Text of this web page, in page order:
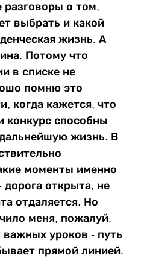
разговоры о том,
выбрать и какой
жизнь. А
Потому что
в списке не
помню это
когда кажется, что
конкурс способны
жизнь. В
моменты именно
дорога открыта, не
отдаляется. Но
меня, пожалуй,
уроков - путь
прямой линией.